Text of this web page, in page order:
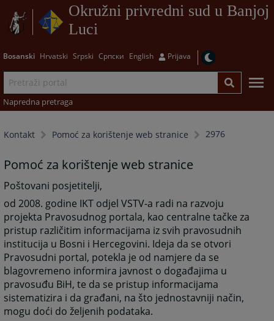
Okružni privredni sud u Banjoj
Luci
Bosanski Hrvatski Srpski Српски English Prijava
Napredna pretraga
Kontakt Pomoć za korištenje web stranice 2976
Pomoć za korištenje web stranice
Poštovani posjetitelji,
od 2008. godine IKT odjel VSTV-a radi na razvoju
projekta Pravosudnog portala, kao centralne tačke za
pristup različitim informacijama iz svih pravosudnih
institucija u Bosni i Hercegovini. Ideja da se otvori
Pravosudni portal, potekla je od namjere da se
blagovremeno informira javnost o događajima u
pravosuđu BiH, te da se pristup informacijama
sistematizira i da građani, na što jednostavniji način,
mogu doći do željenih podataka.